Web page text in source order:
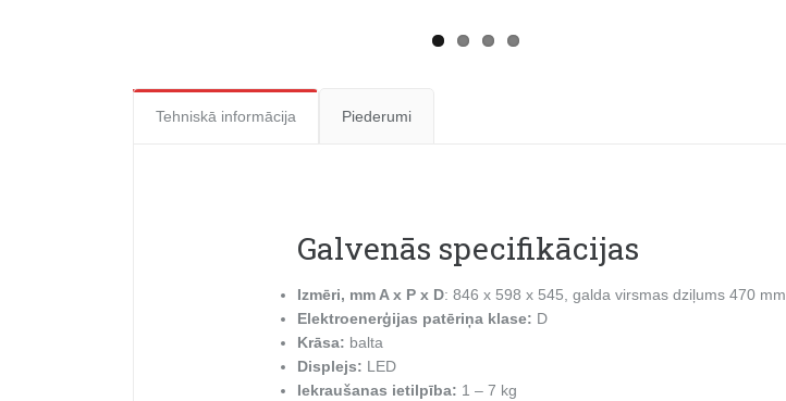
Tehniskā informācija Piederumi
Galvenās specifikācijas
Izmēri, mm A x P x D: 846 x 598 x 545, galda virsmas dziļums 470 mm
Elektroenerģijas patēriņa klase: D
Krāsa: balta
Displejs: LED
Iekraušanas ietilpība: 1 – 7 kg